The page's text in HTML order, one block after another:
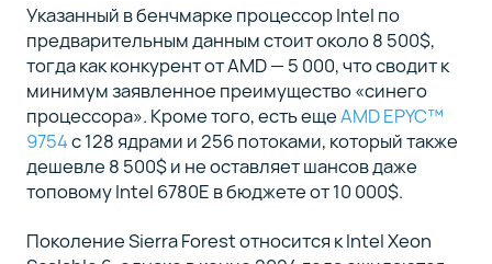
Указанный в бенчмарке процессор Intel по
предварительным данным стоит около 8 500$,
тогда как конкурент от AMD — 5 000, что сводит к
минимум заявленное преимущество «синего
процессора». Кроме того, есть ещеAMD EPYC™
9754с 128 ядрами и 256 потоками, который также
дешевле 8 500$ и не оставляет шансов даже
топовому Intel 6780E в бюджете от 10 000$.
Поколение Sierra Forest относится к Intel Xeon